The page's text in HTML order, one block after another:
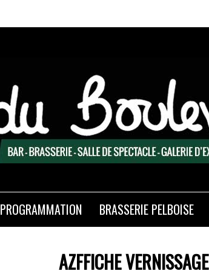
PROGRAMMATION BRASSERIE PELBOISE
AZFFICHE VERNISSAGE